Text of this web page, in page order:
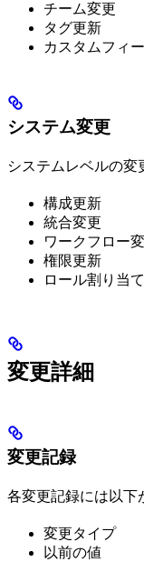
チーム変更
タグ更新
カスタムフィ
システム変更
システムレベルの変
構成更新
統合変更
ワークフロー
権限更新
ロール割り当て
変更詳細
変更記録
各変更記録には以下
変更タイプ
以前の値